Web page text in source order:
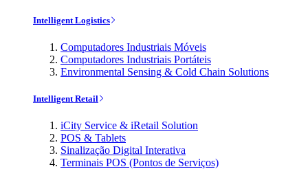
Intelligent Logistics
Computadores Industriais Móveis
Computadores Industriais Portáteis
Environmental Sensing & Cold Chain Solutions
Intelligent Retail
iCity Service & iRetail Solution
POS & Tablets
Sinalização Digital Interativa
Terminais POS (Pontos de Serviços)